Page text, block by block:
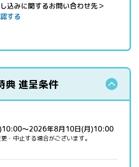
込みに関するお問い合わせ先＞
する
典 進呈条件
～2026年8月10日(月)10:00
・中止する場合がございます。